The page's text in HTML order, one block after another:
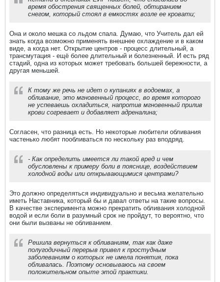
время обострения священных болей, обтиранием
снегом, который стоял в емкостях возле ее кровати;
Она и около мешка со льдом спала. Думаю, что Учитель дал ей
знать когда возможно применять внешнее охлаждение и в каком
виде, а когда нет. Открытие центров - процесс длительный, а
трансмутация - ещё более длительный и болезненный. И есть ряд
стадий, одна из которых может требовать большей бережности, а
другая меньшей.
К тому же речь не идет о купаниях в водоемах, а
обливание, это мгновенный процесс, во время которого
не успеваешь охладиться, напротив мгновенный прилив
крови согревает и добавляет адреналина;
Согласен, что разница есть. Но некоторые любители обливания
частенько любят пообливаться по нескольку раз вподряд.
- Как определить имеется ли такой вред и чем
обусловлены к примеру боли в пояснице, воздействием
холодной воды или открывающимися центрами?
Это должно определяться индивидуально и весьма желательно
иметь Наставника, который бы и давал ответы на такие вопросы.
В качестве эксперимента можно прекратить обливания холодной
водой и если боли в разумный срок не пройдут, то вероятно, что
они были вызваны не обливанием.
Решила вернуться к обливаниям, так как даже
полугодичный перерыв привел к простудным
заболеваниям о которых не имела понятия, пока
обливалась. Поэтому основываюсь на своем
положительном опыте этой практики.